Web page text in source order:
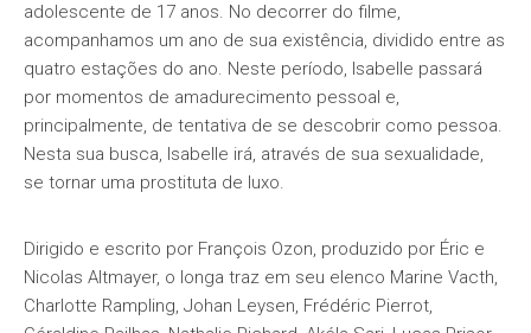
adolescente de 17 anos. No decorrer do filme,
acompanhamos um ano de sua existência, dividido entre as
quatro estações do ano. Neste período, Isabelle passará
por momentos de amadurecimento pessoal e,
principalmente, de tentativa de se descobrir como pessoa.
Nesta sua busca, Isabelle irá, através de sua sexualidade,
se tornar uma prostituta de luxo.
Dirigido e escrito por François Ozon, produzido por Éric e
Nicolas Altmayer, o longa traz em seu elenco Marine Vacth,
Charlotte Rampling, Johan Leysen, Frédéric Pierrot,